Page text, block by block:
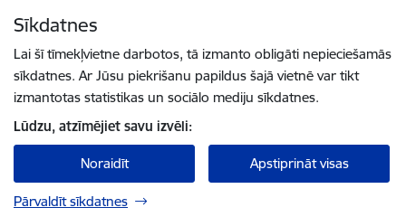
Sīkdatnes
Lai šī tīmekļvietne darbotos, tā izmanto obligāti nepieciešamās
sīkdatnes. Ar Jūsu piekrišanu papildus šajā vietnē var tikt
izmantotas statistikas un sociālo mediju sīkdatnes.
Lūdzu, atzīmējiet savu izvēli:
Noraidīt Apstiprināt visas
Pārvaldīt sīkdatnes